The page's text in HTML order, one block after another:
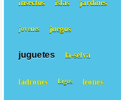
insectos islas jardines
jovenes juegos
juguetes la-selva
ladrones lagos leones